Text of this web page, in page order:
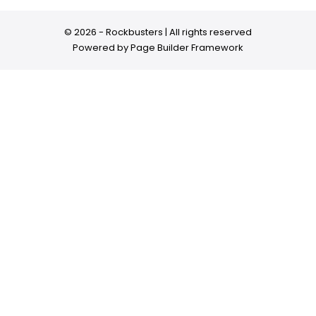
© 2026 - Rockbusters | All rights reserved
Powered byPage Builder Framework